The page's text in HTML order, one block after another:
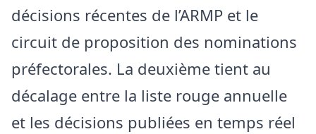
décisions récentes de l’ARMP et le
circuit de proposition des nominations
préfectorales. La deuxième tient au
décalage entre la liste rouge annuelle
et les décisions publiées en temps réel